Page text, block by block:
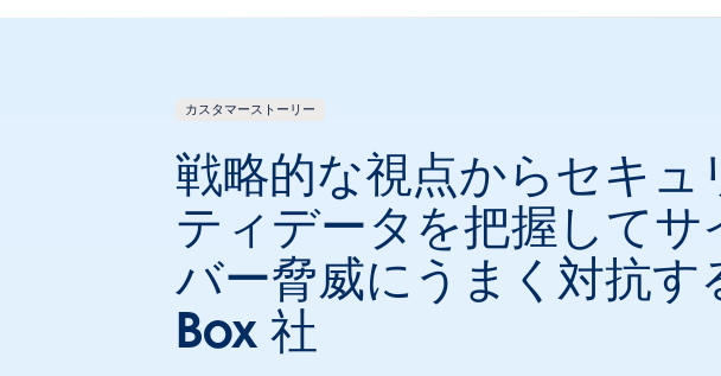
ン
カスタマーストーリー
戦略的な視点からセキュ
ティデータを把握してサ
バー脅威にうまく対抗す
Box 社